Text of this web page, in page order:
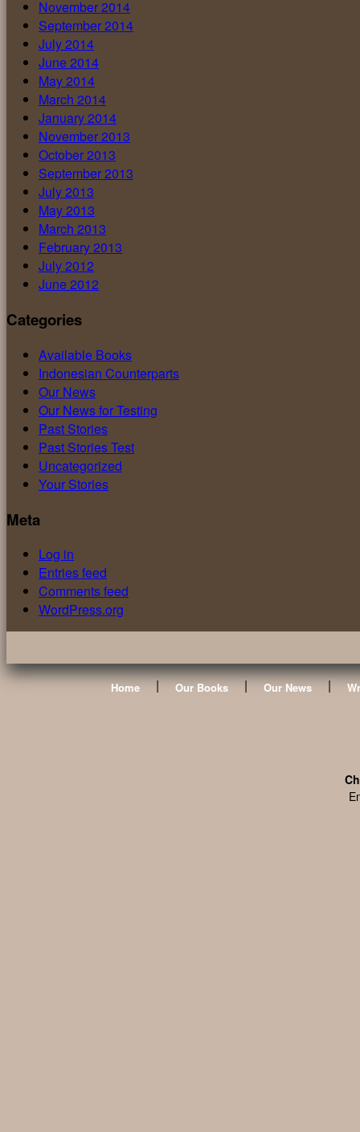
November 2014
September 2014
July 2014
June 2014
May 2014
March 2014
January 2014
November 2013
October 2013
September 2013
July 2013
May 2013
March 2013
February 2013
July 2012
June 2012
Categories
Available Books
Indonesian Counterparts
Our News
Our News for Testing
Past Stories
Past Stories Test
Uncategorized
Your Stories
Meta
Log in
Entries feed
Comments feed
WordPress.org
Home | Our Books | Our News |